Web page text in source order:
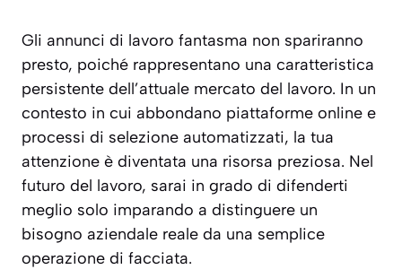
Gli annunci di lavoro fantasma non spariranno
presto, poiché rappresentano una caratteristica
persistente dell’attuale mercato del lavoro. In un
contesto in cui abbondano piattaforme online e
processi di selezione automatizzati, la tua
attenzione è diventata una risorsa preziosa. Nel
futuro del lavoro, sarai in grado di difenderti
meglio solo imparando a distinguere un
bisogno aziendale reale da una semplice
operazione di facciata.